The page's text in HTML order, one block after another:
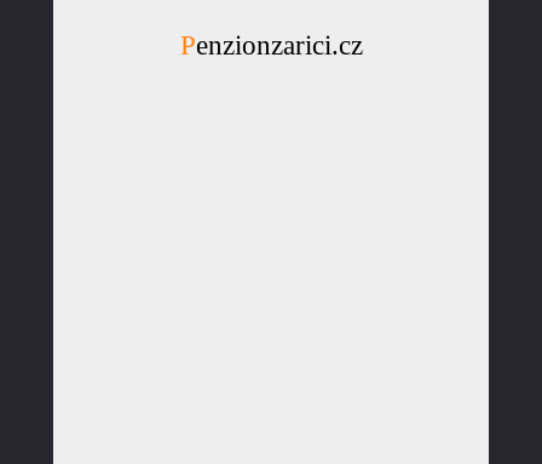
Penzionzarici.cz